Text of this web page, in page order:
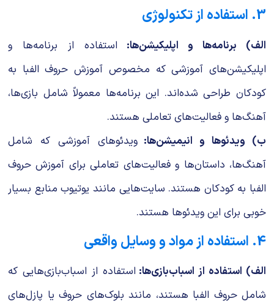
3. استفاده از تکنولوژی
الف) برنامه‌ها و اپلیکیشن‌ها: استفاده از برنامه‌ها و
اپلیکیشن‌های آموزشی که مخصوص آموزش حروف الفبا به
کودکان طراحی شده‌اند. این برنامه‌ها معمولاً شامل بازی‌ها،
آهنگ‌ها و فعالیت‌های تعاملی هستند.
ب) ویدئوها و انیمیشن‌ها:ویدئوهای آموزشی که شامل
آهنگ‌ها، داستان‌ها و فعالیت‌های تعاملی برای آموزش حروف
الفبا به کودکان هستند. سایت‌هایی مانند یوتیوب منابع بسیار
خوبی برای این ویدئوها هستند.
4. استفاده از مواد و وسایل واقعی
الف) استفاده از اسباب‌بازی‌ها: استفاده از اسباب‌بازی‌هایی که
شامل حروف الفبا هستند، مانند بلوک‌های حروف یا پازل‌های